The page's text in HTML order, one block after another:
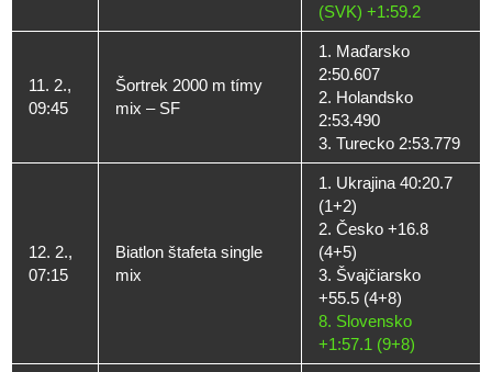
(SVK) +1:59.2
11. 2.,
09:45
Šortrek 2000 m tímy
mix – SF
1. Maďarsko
2:50.607
2. Holandsko
2:53.490
3. Turecko 2:53.779
12. 2.,
07:15
Biatlon štafeta single
mix
1. Ukrajina 40:20.7
(1+2)
2. Česko +16.8
(4+5)
3. Švajčiarsko
+55.5 (4+8)
8. Slovensko
+1:57.1 (9+8)